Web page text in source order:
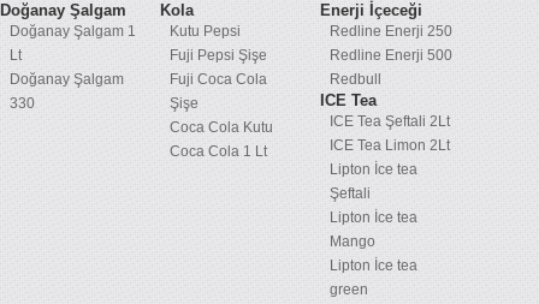
Doğanay Şalgam
Doğanay Şalgam 1
Lt
Doğanay Şalgam
330
Kola
Kutu Pepsi
Fuji Pepsi Şişe
Fuji Coca Cola
Şişe
Coca Cola Kutu
Coca Cola 1 Lt
Enerji İçeceği
Redline Enerji 250
Redline Enerji 500
Redbull
ICE Tea
ICE Tea Şeftali 2Lt
ICE Tea Limon 2Lt
Lipton İce tea
Şeftali
Lipton İce tea
Mango
Lipton İce tea
green